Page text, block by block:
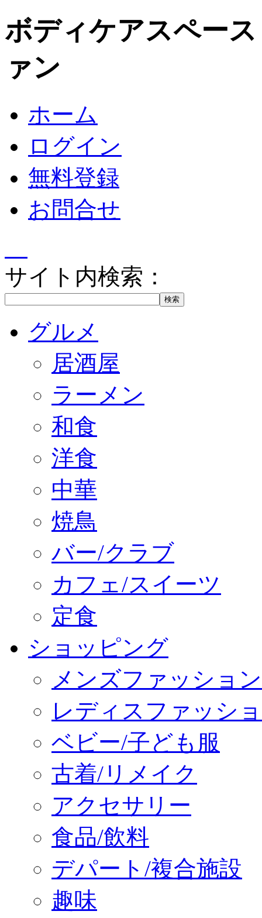
ボディケアスペー
ァン
ホーム
ログイン
無料登録
お問合せ
サイト内検索：
グルメ
居酒屋
ラーメン
和食
洋食
中華
焼鳥
バー/クラブ
カフェ/スイーツ
定食
ショッピング
メンズファッション
レディスファッシ
ベビー/子ども服
古着/リメイク
アクセサリー
食品/飲料
デパート/複合施設
趣味